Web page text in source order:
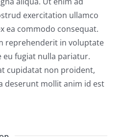
exercitation ullamco
ea commodo consequat.
reprehenderit in voluptate
eu fugiat nulla pariatur.
cupidatat non proident,
deserunt mollit anim id est